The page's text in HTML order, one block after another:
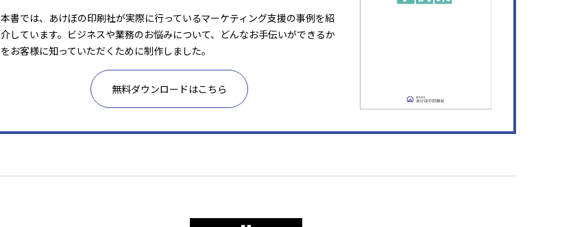
本書では、あけぼの印刷社が実際に行っているマーケティング支援の事例を紹
介しています。ビジネスや業務のお悩みについて、どんなお手伝いができるか
をお客様に知っていただくために制作しました。
無料ダウンロードはこちら